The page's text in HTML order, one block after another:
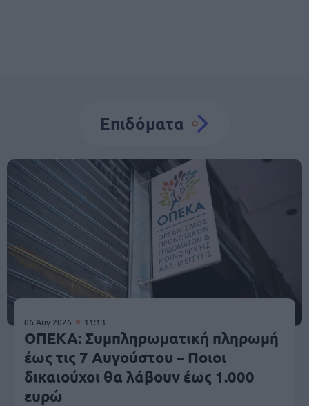
Επιδόματα
06 Αυγ 2026 11:13
ΟΠΕΚΑ: Συμπληρωματική πληρωμή
έως τις 7 Αυγούστου – Ποιοι
δικαιούχοι θα λάβουν έως 1.000
ευρώ